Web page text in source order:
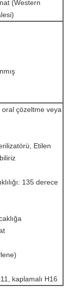
(Western
oral çözeltme veya
Etilen
135 derece
kaplamalı H16